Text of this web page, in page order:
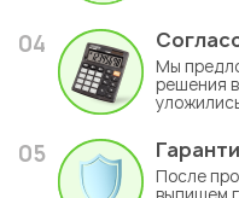
04
Мы
решения
05
После